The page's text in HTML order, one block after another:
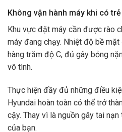
Không vận hành máy khi có
Khu vực đặt máy cần được rào
máy đang chạy. Nhiệt độ bề
hàng trăm độ C, đủ gây bỏng
vô tình.
Thực hiện đầy đủ những điều
Hyundai hoàn toàn có thể trở
cậy. Thay vì là nguồn gây tai
của bạn.